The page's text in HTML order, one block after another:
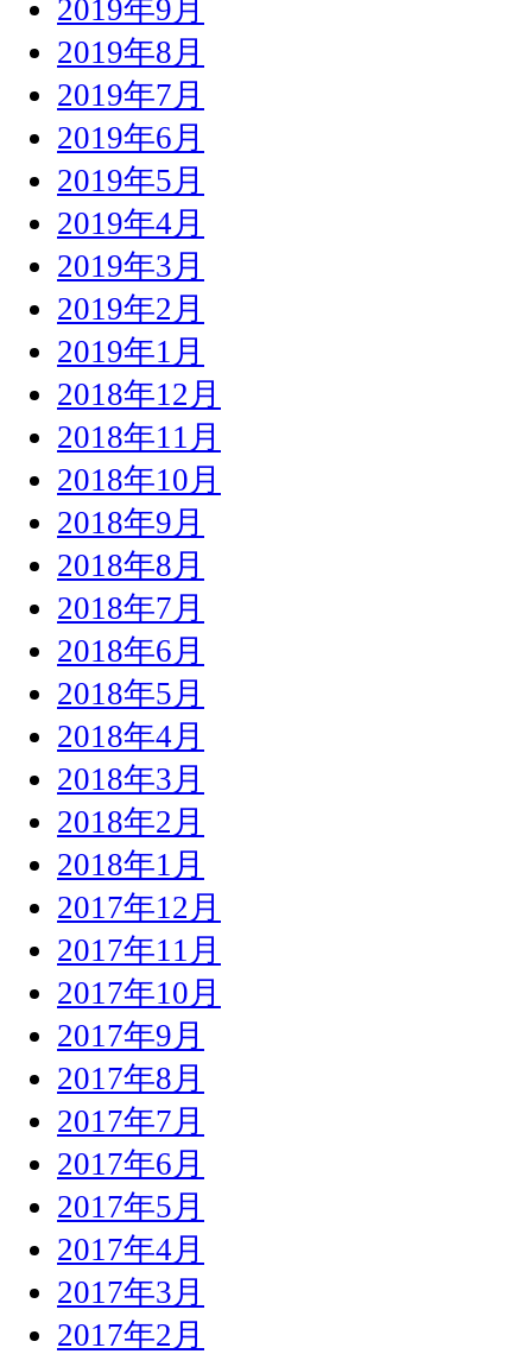
2019年9月
2019年8月
2019年7月
2019年6月
2019年5月
2019年4月
2019年3月
2019年2月
2019年1月
2018年12月
2018年11月
2018年10月
2018年9月
2018年8月
2018年7月
2018年6月
2018年5月
2018年4月
2018年3月
2018年2月
2018年1月
2017年12月
2017年11月
2017年10月
2017年9月
2017年8月
2017年7月
2017年6月
2017年5月
2017年4月
2017年3月
2017年2月